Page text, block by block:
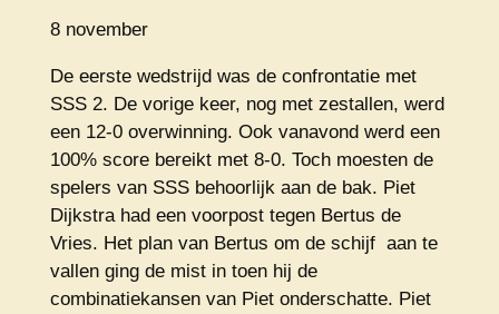
8 november
De eerste wedstrijd was de confrontatie met
SSS 2. De vorige keer, nog met zestallen, werd
een 12-0 overwinning. Ook vanavond werd een
100% score bereikt met 8-0. Toch moesten de
spelers van SSS behoorlijk aan de bak. Piet
Dijkstra had een voorpost tegen Bertus de
Vries. Het plan van Bertus om de schijf aan te
vallen ging de mist in toen hij de
combinatiekansen van Piet onderschatte. Piet